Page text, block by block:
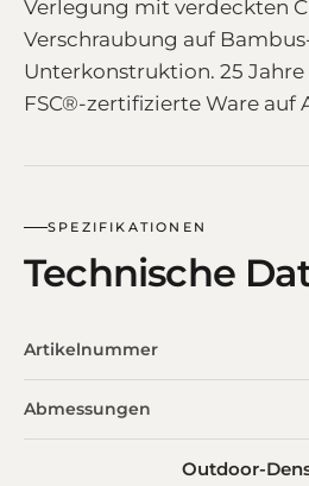
Verlegung mit verdeckten
Verschraubung auf
Unterkonstruktion. 25
FSC®-zertifizierte Ware auf
SPEZIFIKATIONEN
Technische
Artikelnummer
Abmessungen
Outdoor-